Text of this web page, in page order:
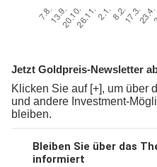
Jetzt Goldpreis-Newsletter
Klicken Sie auf [+], um über
und andere Investment-
bleiben.
Bleiben Sie über das
informiert